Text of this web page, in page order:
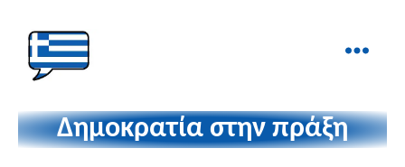
στα
Δάχτυλα!Δημοκρατία στην πράξη